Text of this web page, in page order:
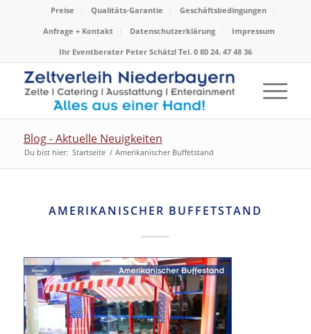
Preise Qualitäts-Garantie
Geschäftsbedingungen
Anfrage + Kontakt
Datenschutzerklärung
Impressum
Ihr Eventberater Peter Schätzl Tel. 0 80 24. 47 48 36
Blog - Aktuelle Neuigkeiten
Du bist hier: Startseite / Amerikanischer Buffetstand
AMERIKANISCHER BUFFETSTAND